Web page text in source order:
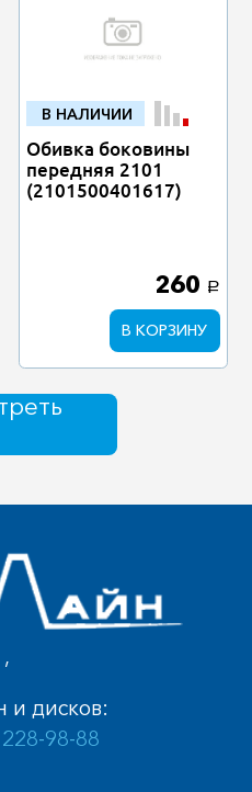
В НАЛИЧИИ
Обивка боковины
передняя 2101
(2101500401617)
260 a
В КОРЗИНУ
,
дисков:
98-88